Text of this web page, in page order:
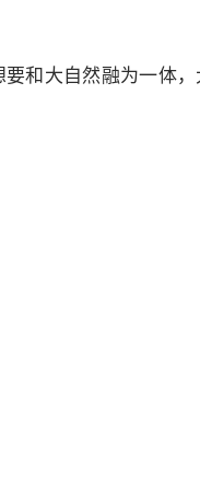
和大自然融为一体，